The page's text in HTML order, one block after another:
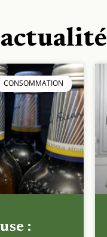
CONSOMMATION
: